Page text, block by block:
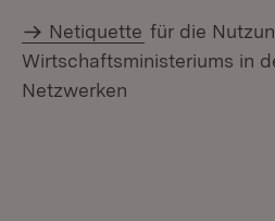
Netiquette für die
Wirtschaftsministeriums in
Netzwerken